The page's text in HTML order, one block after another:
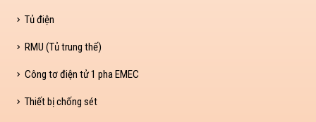
Tủ điện
RMU (Tủ trung thế)
Công tơ điện tử 1 pha EMEC
Thiết bị chống sét